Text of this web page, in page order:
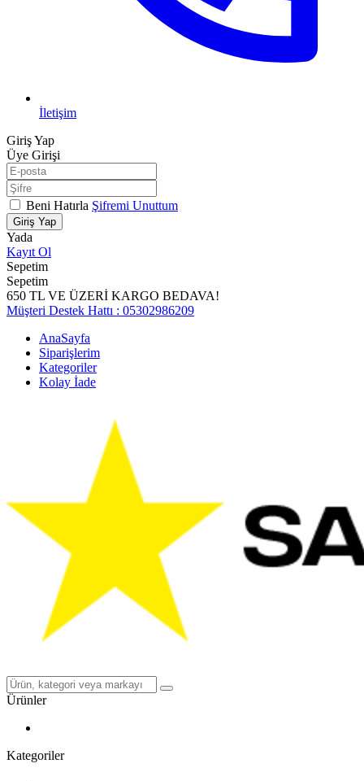
İletişim
Giriş Yap
Üye Girişi
Beni Hatırla Şifremi Unuttum
Giriş Yap
Yada
Kayıt Ol
Sepetim
Sepetim
650 TL VE ÜZERİ KARGO BEDAVA!
Müşteri Destek Hattı : 05302986209
AnaSayfa
Siparişlerim
Kategoriler
Kolay İade
Ürünler
Kategoriler